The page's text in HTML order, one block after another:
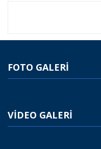
FOTO GALERİ
VİDEO GALERİ